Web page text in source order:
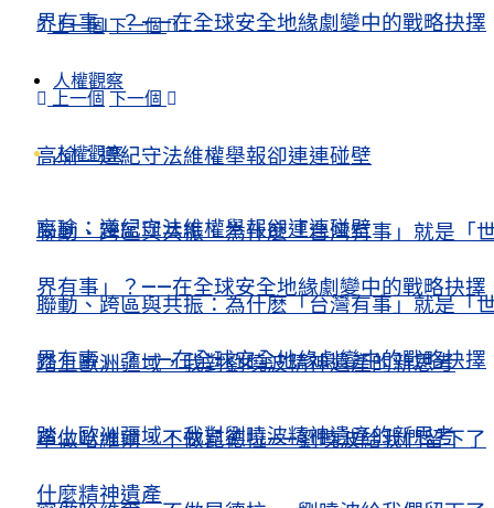
上一個 下一個
人權觀察
高瑜：遵紀守法維權舉報卻連連碰壁
聯動、跨區與共振：為什麽「台灣有事」就是「
界有事」？——在全球安全地緣劇變中的戰略抉擇
踏上歐洲疆域，我對劉曉波精神遺產的新思考
寧做哈維爾，不做昆德拉——劉曉波給我們留下了
什麼精神遺產
界有事」？——在全球安全地緣劇變中的戰略抉擇
上一個 下一個
人權觀察
高瑜：遵紀守法維權舉報卻連連碰壁
聯動、跨區與共振：為什麽「台灣有事」就是「
界有事」？——在全球安全地緣劇變中的戰略抉擇
踏上歐洲疆域，我對劉曉波精神遺產的新思考